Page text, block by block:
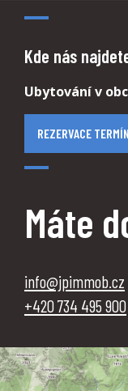
Kde nás
Ubytování v
REZERVACE
Máte
info@jpimmob.cz
‭+420 734 495 900